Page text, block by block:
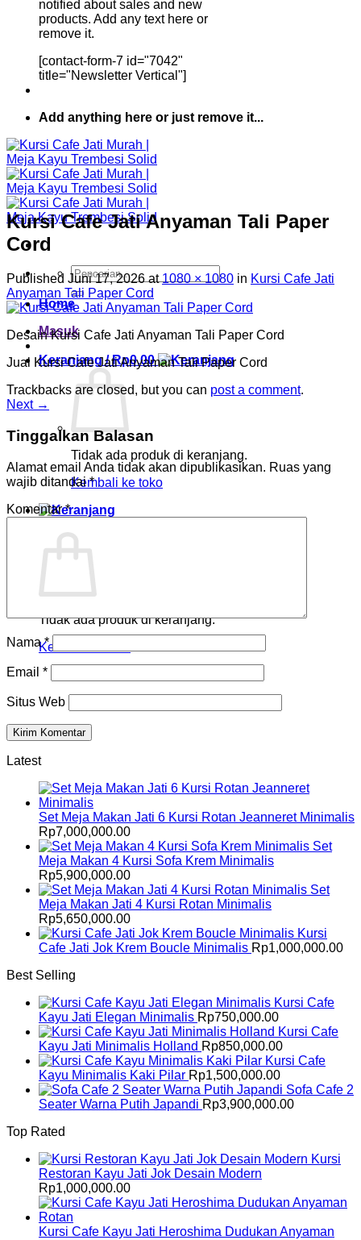
notified about sales and new
products. Add any text here or
remove it.
[contact-form-7 id="7042"
title="Newsletter Vertical"]
Add anything here or just remove it...
Pencarian
untuk:
Home
Masuk
Keranjang /Rp0.00
Tidak ada produk di keranjang.
Kembali ke toko
Tidak ada produk di keranjang.
Kembali ke toko
Kursi Cafe Jati Anyaman Tali Paper
Cord
Published Juni 17, 2026at1080 × 1080 in Kursi Cafe Jati
Anyaman Tali Paper Cord
Desain Kursi Cafe Jati Anyaman Tali Paper Cord
Jual Kursi Cafe Jati Anyaman Tali Paper Cord
Trackbacks are closed, but you can post a comment.
Next →
Tinggalkan Balasan
Alamat email Anda tidak akan dipublikasikan. Ruas yang
wajib ditandai*
Komentar*
Nama*
Email *
Situs Web
Latest
Set Meja Makan Jati 6 Kursi Rotan Jeanneret Minimalis
Rp7,000,000.00
Set
Meja Makan 4 Kursi Sofa Krem Minimalis
Rp5,900,000.00
Set
Meja Makan Jati 4 Kursi Rotan Minimalis
Rp5,650,000.00
Kursi
Cafe Jati Jok Krem Boucle Minimalis Rp1,000,000.00
Best Selling
Kursi Cafe
Kayu Jati Elegan Minimalis Rp750,000.00
Kursi Cafe
Kayu Jati Minimalis Holland Rp850,000.00
Kursi Cafe
Kayu Minimalis Kaki Pilar Rp1,500,000.00
Sofa Cafe 2
Seater Warna Putih Japandi Rp3,900,000.00
Top Rated
Kursi
Restoran Kayu Jati Jok Desain Modern
Rp1,000,000.00
Kursi Cafe Kayu Jati Heroshima Dudukan Anyaman